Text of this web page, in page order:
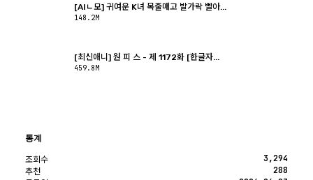
[AIㄴ모] 귀여운 K녀 목줄매고 발가락 빨아...
148.2M
[최신애니] 원 피 스 - 제 1172화 [한글자...
459.8M
통계
조회수 3,294
추천 288